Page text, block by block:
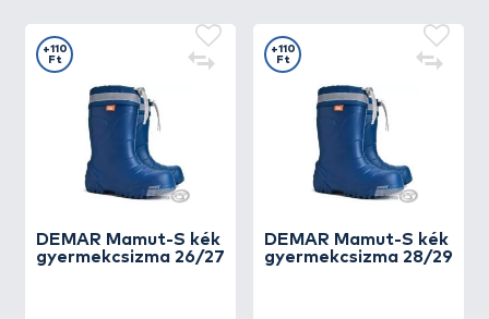
DEMAR Mamut-S kék
gyermekcsizma 26/27
+110
Ft
DEMAR Mamut-S kék
gyermekcsizma 28/29
+110
Ft